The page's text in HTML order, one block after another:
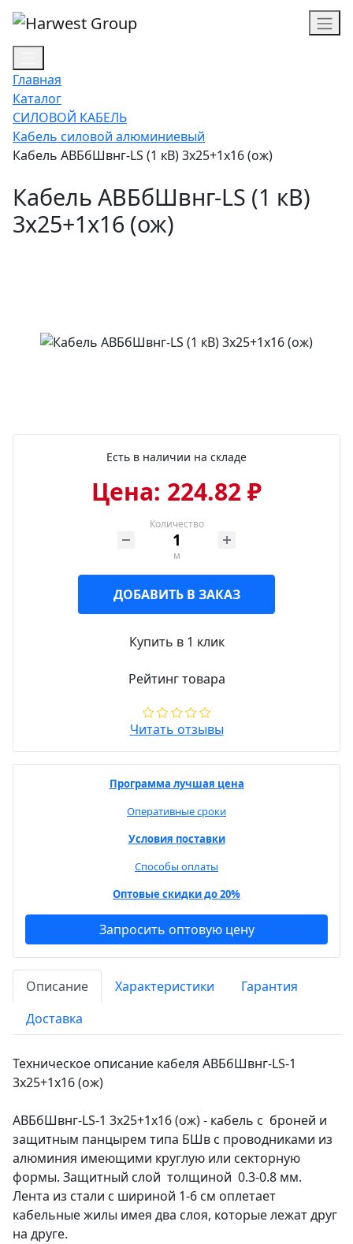
Главная
Каталог
СИЛОВОЙ КАБЕЛЬ
Кабель силовой алюминиевый
Кабель АВБбШвнг-LS (1 кВ) 3х25+1х16 (ож)
Кабель АВБбШвнг-LS (1 кВ)
3х25+1х16 (ож)
Есть в наличии на складе
Цена: 224.82 ₽
Количество
м
ДОБАВИТЬ В ЗАКАЗ
Купить в 1 клик
Рейтинг товара
Читать отзывы
Программа лучшая цена
Оперативные сроки
Условия поставки
Способы оплаты
Оптовые скидки до 20%
Запросить оптовую цену
Описание Характеристики
Гарантия
Доставка
Техническое описание кабеля АВБбШвнг-LS-1
3х25+1х16 (ож)
АВБбШвнг-LS-1 3х25+1х16 (ож) - кабель с броней и
защитным панцырем типа БШв с проводниками из
алюминия имеющими круглую или секторную
формы. Защитный слой толщиной 0.3-0.8 мм.
Лента из стали с шириной 1-6 см оплетает
кабельные жилы имея два слоя, которые лежат друг
на друге.